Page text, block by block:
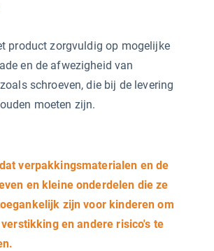
product zorgvuldig op mogelijke
en de afwezigheid van
schroeven, die bij de levering
moeten zijn.
verpakkingsmaterialen en de
en kleine onderdelen die ze
zijn voor kinderen om
en andere risico's te